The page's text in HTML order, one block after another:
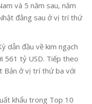
và 5 năm sau, năm
đằng sau ở vị trí thứ
dẫn đầu về kim ngạch
561 tỷ USD. Tiếp theo
Bản ở vị trí thứ ba với
khẩu trong Top 10